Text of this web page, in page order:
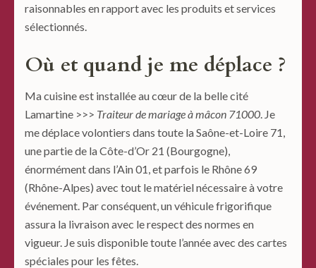
raisonnables en rapport avec les produits et services
sélectionnés.
Où et quand je me déplace ?
Ma cuisine est installée au cœur de la belle cité
Lamartine >>> Traiteur de mariage à mâcon 71000 . Je
me déplace volontiers dans toute la Saône-et-Loire 71,
une partie de la Côte-d’Or 21 (Bourgogne),
énormément dans l’Ain 01, et parfois le Rhône 69
(Rhône-Alpes) avec tout le matériel nécessaire à votre
événement. Par conséquent, un véhicule frigorifique
assura la livraison avec le respect des normes en
vigueur. Je suis disponible toute l’année avec des cartes
spéciales pour les fêtes.